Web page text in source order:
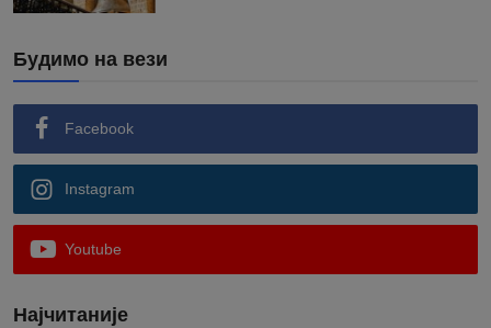
Будимо на вези
Facebook
Instagram
Youtube
Најчитаније